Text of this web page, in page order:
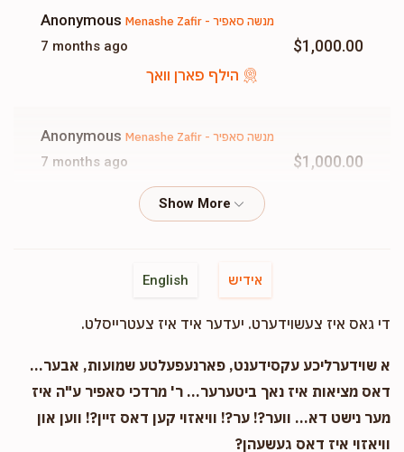
Donated
Anonymous Menashe Zafir - מנשה סאפיר
7 months ago $1,000.00
הילף פארן וואך
Anonymous Menashe Zafir - מנשה סאפיר
7 months ago $1,000.00
הילף פארן וואך
9 months ago $1,000.00
הילף פארן וואך
English אידיש
די גאס איז צעשוידערט. יעדער איד איז צעטרייסלט.
א שוידערליכע עקסידענט, פארנעפעלטע שמועות, אבער...
דאס מציאות איז נאך ביטערער... ר' מרדכי סאפיר ע"ה איז
מער נישט דא... ווער?! ער?! וויאזוי קען דאס זיין?! ווען און
וויאזוי איז דאס געשעהן?